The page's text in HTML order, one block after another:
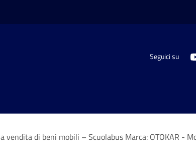
Seguici su
vendita di beni mobili – Scuolabus Marca: OTOKAR -